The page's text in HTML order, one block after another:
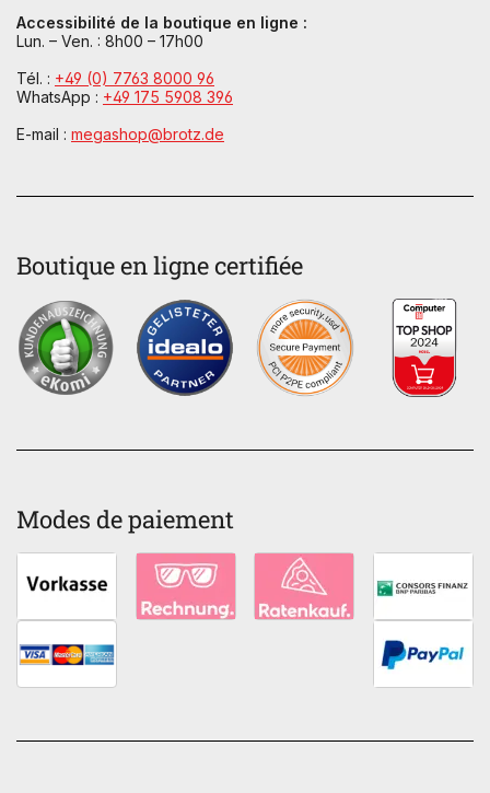
Accessibilité de la boutique en ligne :
Lun. – Ven. : 8h00 – 17h00
Tél. : +49 (0) 7763 8000 96
WhatsApp : +49 175 5908 396
E-mail : megashop@brotz.de
Boutique en ligne certifiée
Modes de paiement